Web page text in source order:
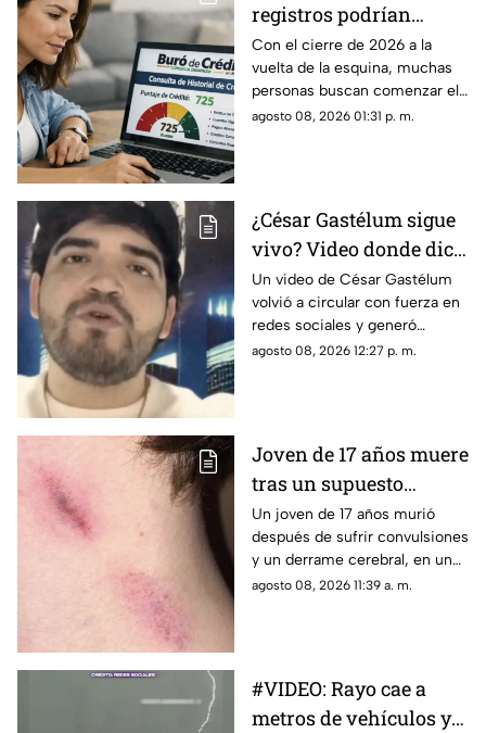
registros podrían
desaparecer del Buró
de Crédito en 2026
Con el cierre de 2026 a la
vuelta de la esquina, muchas
personas buscan comenzar el
próximo año con sus finanzas
registro negativo del Buró de
Crédito?
agosto 08, 2026 01:31 p. m.
¿César Gastélum sigue
vivo? Video donde dice
“todo fue una broma”
vuelve a hacerse viral
Un video de César Gastélum
volvió a circular con fuerza en
redes sociales y generó
confusión entre usuarios que
asegura que “todo fue una
broma”, además de ofrecer
disculpas a quienes se
preocuparon por una situación
que, según explica, se salió de
control.
agosto 08, 2026 12:27 p. m.
Joven de 17 años muere
tras un supuesto
“chupetón en México
Un joven de 17 años murió
después de sufrir convulsiones
y un derrame cerebral, en un
caso que ha generado
desenlace.
agosto 08, 2026 11:39 a. m.
#VIDEO: Rayo cae a
metros de vehículos y